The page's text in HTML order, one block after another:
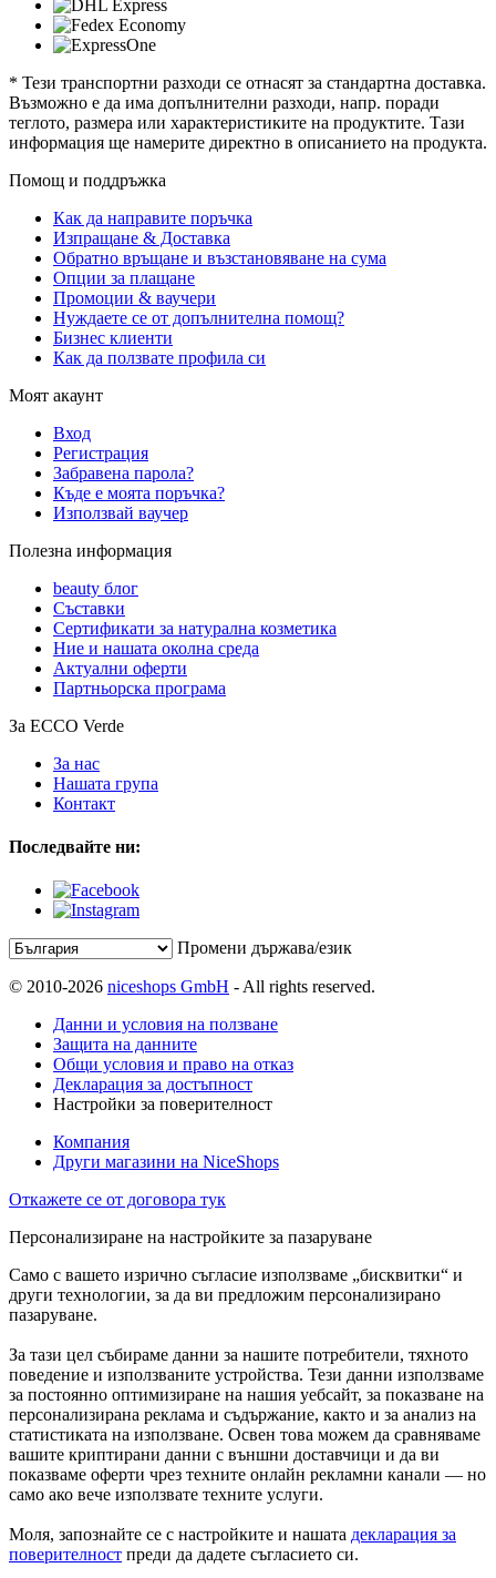
* Тези транспортни разходи се отнасят за стандартна доставка.
Възможно е да има допълнителни разходи, напр. поради
теглото, размера или характеристиките на продуктите. Тази
информация ще намерите директно в описанието на продукта.
Помощ и поддръжка
Как да направите поръчка
Изпращане & Доставка
Обратно връщане и възстановяване на сума
Опции за плащане
Промоции & ваучери
Нуждаете се от допълнителна помощ?
Бизнес клиенти
Как да ползвате профила си
Моят акаунт
Вход
Регистрация
Забравена парола?
Къде е моята поръчка?
Използвай ваучер
Полезна информация
beauty блог
Съставки
Сертификати за натурална козметика
Ние и нашата околна среда
Актуални оферти
Партньорска програма
За ECCO Verde
За нас
Нашата група
Контакт
Последвайте ни:
Промени държава/език
© 2010-2026 niceshops GmbH - All rights reserved.
Данни и условия на ползване
Защита на данните
Общи условия и право на отказ
Декларация за достъпност
Настройки за поверителност
Компания
Други магазини на NiceShops
Откажете се от договора тук
Персонализиране на настройките за пазаруване
Само с вашето изрично съгласие използваме „бисквитки“ и
други технологии, за да ви предложим персонализирано
пазаруване.
За тази цел събираме данни за нашите потребители, тяхното
поведение и използваните устройства. Тези данни използваме
за постоянно оптимизиране на нашия уебсайт, за показване на
персонализирана реклама и съдържание, както и за анализ на
статистиката на използване. Освен това можем да сравняваме
вашите криптирани данни с външни доставчици и да ви
показваме оферти чрез техните онлайн рекламни канали — но
само ако вече използвате техните услуги.
Моля, запознайте се с настройките и нашата декларация за
поверителност преди да дадете съгласието си.